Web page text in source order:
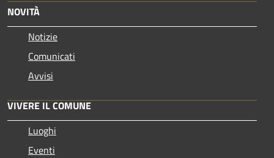
NOVITÀ
Notizie
Comunicati
Avvisi
VIVERE IL COMUNE
Luoghi
Eventi